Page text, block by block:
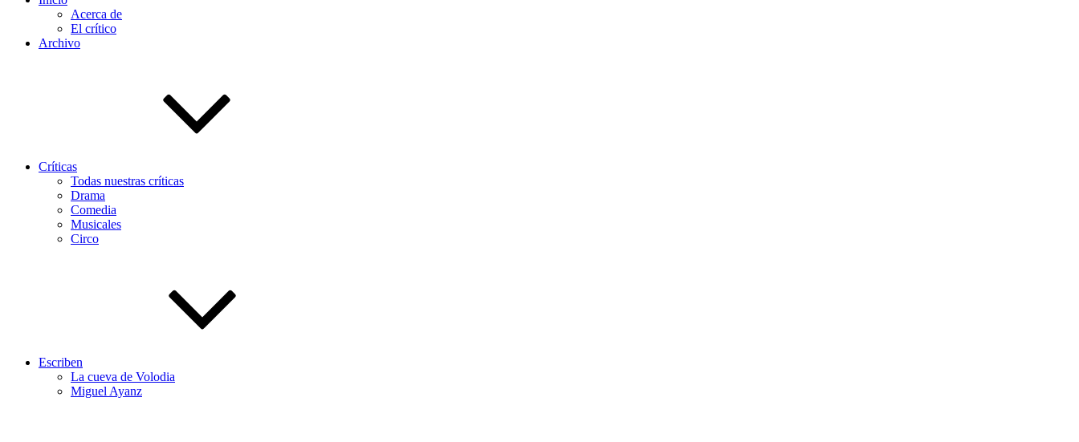
Acerca de
El crítico
Archivo
Críticas
Todas nuestras críticas
Drama
Comedia
Musicales
Circo
Escriben
La cueva de Volodia
Miguel Ayanz